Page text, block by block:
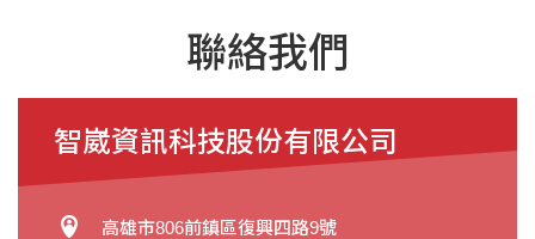
聯絡我們
智崴資訊科技股份有限公司
高雄市806前鎮區復興四路9號